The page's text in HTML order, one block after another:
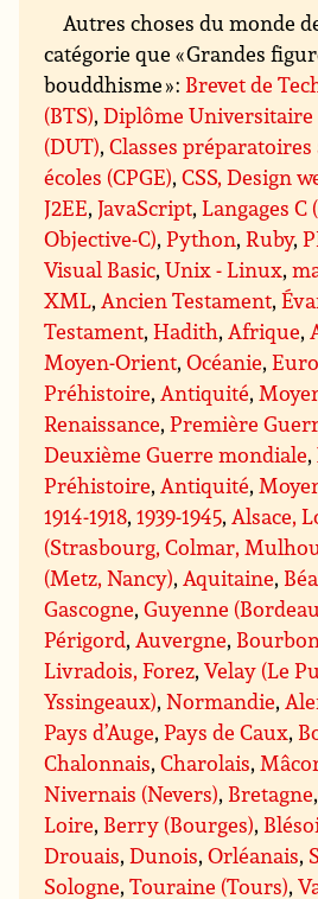
Autres choses du monde
catégorie que « Grandes
bouddhisme » : Brevet de
(BTS),Diplôme Universitaire
(DUT),Classes
écoles (CPGE),CSS, Design
J2EE,JavaScript,Langages C
Objective-C),Python,Ruby,
Visual Basic,Unix - Linux,
XML, Ancien Testament,
Testament,Hadith, Afrique,
Moyen-Orient,Océanie,
Préhistoire, Antiquité,
Renaissance,Première
Deuxième Guerre mondiale,
Préhistoire, Antiquité,
1914-1918,1939-1945, Alsace,
(Strasbourg, Colmar,
(Metz, Nancy), Aquitaine,
Gascogne,Guyenne
Périgord, Auvergne,
Livradois, Forez,Velay (Le
Yssingeaux),Normandie,
Pays d’Auge,Pays de Caux,
Chalonnais,Charolais,
Nivernais (Nevers), Bretagne
Loire, Berry (Bourges),
Drouais,Dunois,Orléanais,
Sologne,Touraine (Tours),